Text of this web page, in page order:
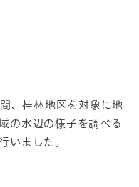
、桂林地区を対象に地
の水辺の様子を調べる
いました。